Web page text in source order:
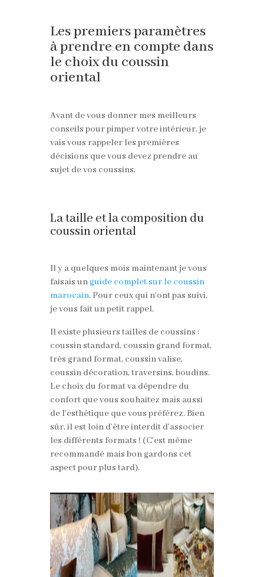
Les premiers paramètres
à prendre en compte dans
le choix du coussin
oriental
Avant de vous donner mes meilleurs
conseils pour pimper votre intérieur, je
vais vous rappeler les premières
décisions que vous devez prendre au
sujet de vos coussins.
La taille et la composition du
coussin oriental
Il y a quelques mois maintenant je vous
faisais un guide complet sur le coussin
marocain. Pour ceux qui n’ont pas suivi,
je vous fait un petit rappel.
Il existe plusieurs tailles de coussins :
coussin standard, coussin grand format,
très grand format, coussin valise,
coussin décoration, traversins, boudins.
Le choix du format va dépendre du
confort que vous souhaitez mais aussi
de l’esthétique que vous préférez. Bien
sûr, il est loin d’être interdit d’associer
les différents formats ! (C’est même
recommandé mais bon gardons cet
aspect pour plus tard).